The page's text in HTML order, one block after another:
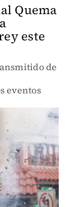
Quema
este
de
eventos